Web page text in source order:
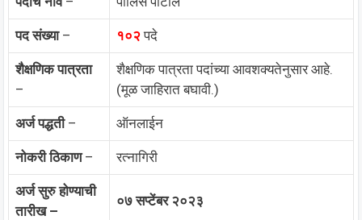
पद संख्या– १०२पदे
शैक्षणिक पात्रता
–
शैक्षणिक पात्रता पदांच्या आवशक्यतेनुसार आहे.
(मूळ जाहिरात बघावी.)
अर्ज पद्धती– ऑनलाईन
नोकरी ठिकाण– रत्नागिरी
अर्ज सुरु होण्याची
तारीख –
०७ सप्टेंबर २०२३